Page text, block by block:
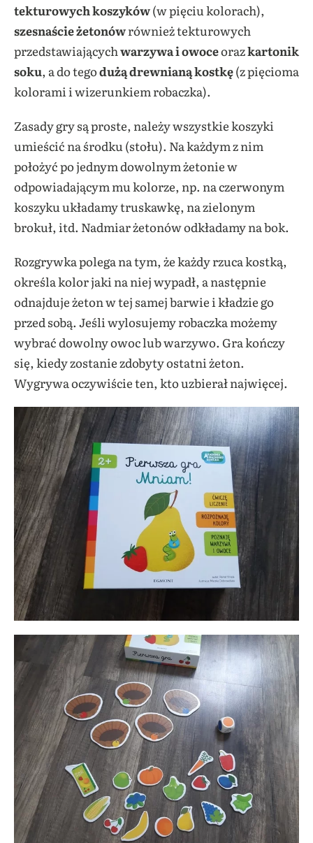
tekturowych koszyków(w pięciu kolorach),
szesnaście żetonówrównież tekturowych
przedstawiającychwarzywa i owoceorazkartonik
soku, a do tegodużą drewnianą kostkę(z pięcioma
kolorami i wizerunkiem robaczka).
Zasady gry są proste, należy wszystkie koszyki
umieścić na środku (stołu). Na każdym z nim
położyć po jednym dowolnym żetonie w
odpowiadającym mu kolorze, np. na czerwonym
koszyku układamy truskawkę, na zielonym
brokuł, itd. Nadmiar żetonów odkładamy na bok.
Rozgrywka polega na tym, że każdy rzuca kostką,
określa kolor jaki na niej wypadł, a następnie
odnajduje żeton w tej samej barwie i kładzie go
przed sobą. Jeśli wylosujemy robaczka możemy
wybrać dowolny owoc lub warzywo. Gra kończy
się, kiedy zostanie zdobyty ostatni żeton.
Wygrywa oczywiście ten, kto uzbierał najwięcej.